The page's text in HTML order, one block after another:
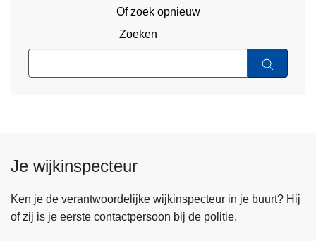
Of zoek opnieuw
Zoeken
Je wijkinspecteur
Ken je de verantwoordelijke wijkinspecteur in je buurt? Hij
of zij is je eerste contactpersoon bij de politie.